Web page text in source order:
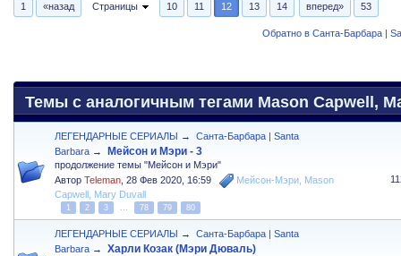
1 «назад Страницы 10 11 12 13 14 вперед» 53
Обратно в Санта-Барбара |
Темы с аналогичным тегами Mason Capwell,
ЛЕГЕНДАРНЫЕ СЕРИАЛЫ →
Санта-Барбара | Santa
Barbara → Мейсон и Мэри - 3
продолжение темы "Мейсон и Мэри"
АвторTeleman ,28 Фев 2020, 16:59 Мейсон-Мэри Mason
Capwell Mary Duvall
1 2 3 ... 78 79 80
ЛЕГЕНДАРНЫЕ СЕРИАЛЫ →
Санта-Барбара | Santa
Barbara → Харли Козак (Мэри Дюваль)